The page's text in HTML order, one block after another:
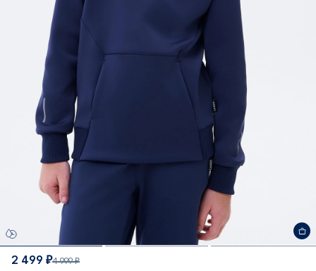
2 499 ₽4 999 ₽